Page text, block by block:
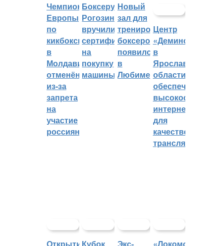
Чемпионат
Европы
по
кикбоксингу
в
Молдавии
отменён
из-за
запрета
на
участие
россиян
Боксеру
Рогозину
вручили
сертификат
на
покупку
машины
Новый
зал для
тренировок
боксеров
появился
в
Любиме
Центр
«Демино»
в
Ярославской
области
обеспечивают
интернетом
для
качественных
трансляций